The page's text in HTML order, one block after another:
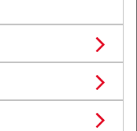
Kontakt zur